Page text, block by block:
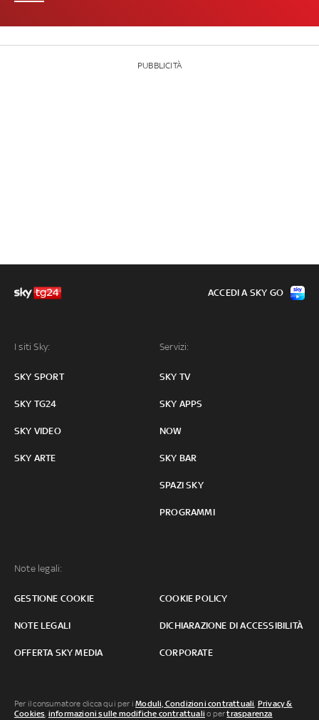
PUBBLICITÀ
I siti Sky:
SKY SPORT
SKY TG24
SKY VIDEO
SKY ARTE
Servizi:
SKY TV
SKY APPS
NOW
SKY BAR
SPAZI SKY
PROGRAMMI
Note legali:
GESTIONE COOKIE COOKIE POLICY
NOTE LEGALI DICHIARAZIONE DI ACCESSIBILITÀ
OFFERTA SKY MEDIA CORPORATE
ACCEDI A SKY GO
Per il consumatore clicca qui per iModuli, Condizioni contrattuali, Privacy &
Cookies, informazioni sulle modifiche contrattuali o pertrasparenza